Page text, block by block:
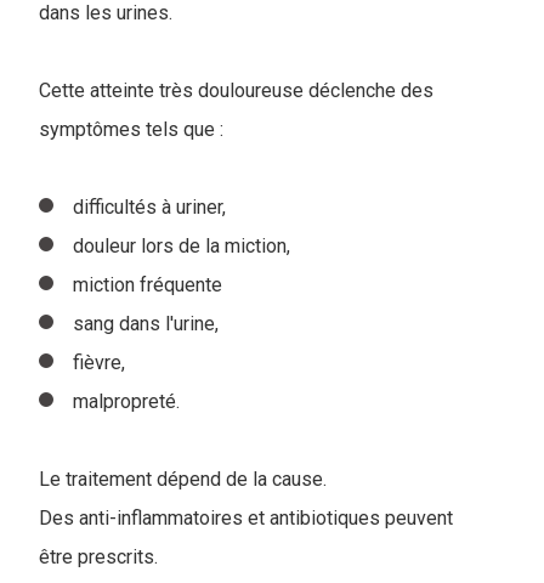
dans les urines.
Cette atteinte très douloureuse déclenche des
symptômes tels que :
difficultés à uriner,
douleur lors de la miction,
miction fréquente
sang dans l'urine,
fièvre,
malpropreté.
Le traitement dépend de la cause.
Des anti-inflammatoires et antibiotiques peuvent
être prescrits.